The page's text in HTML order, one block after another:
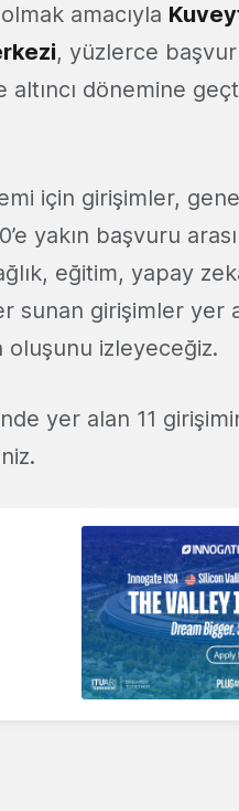
amacıyla
, yüzlerce
dönemine
için girişimler,
yakın başvuru
eğitim, yapay
girişimler yer
oluşunu izleyeceğiz.
yer alan 11